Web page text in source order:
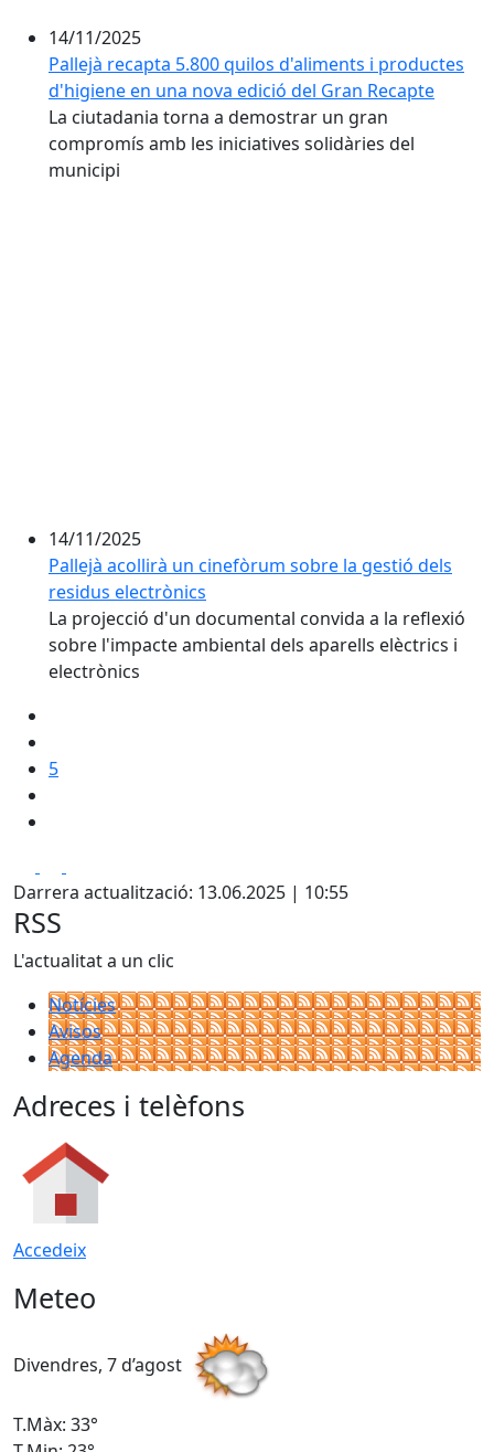
14/11/2025
Pallejà recapta 5.800 quilos d'aliments i productes
d'higiene en una nova edició del Gran Recapte
La ciutadania torna a demostrar un gran
compromís amb les iniciatives solidàries del
municipi
14/11/2025
Pallejà acollirà un cinefòrum sobre la gestió dels
residus electrònics
La projecció d'un documental convida a la reflexió
sobre l'impacte ambiental dels aparells elèctrics i
electrònics
5
Darrera actualització: 13.06.2025 | 10:55
RSS
L'actualitat a un clic
Notícies
Avisos
Agenda
Adreces i telèfons
Accedeix
Meteo
Divendres, 7 d’agost
T.Màx: 33°